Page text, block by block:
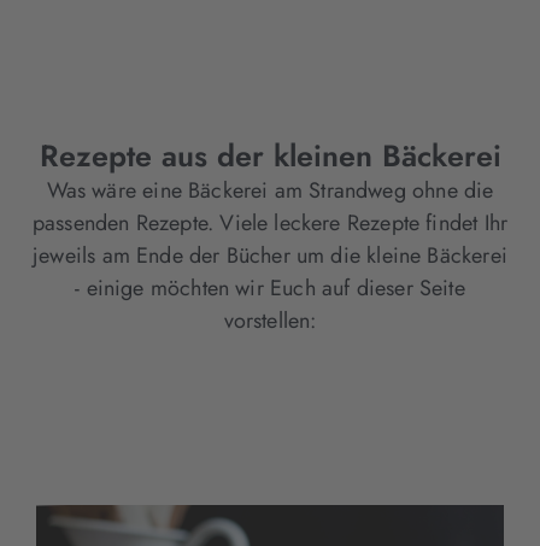
Rezepte aus der kleinen Bäckerei
Was wäre eine Bäckerei am Strandweg ohne die
passenden Rezepte. Viele leckere Rezepte findet Ihr
jeweils am Ende der Bücher um die kleine Bäckerei
- einige möchten wir Euch auf dieser Seite
vorstellen: